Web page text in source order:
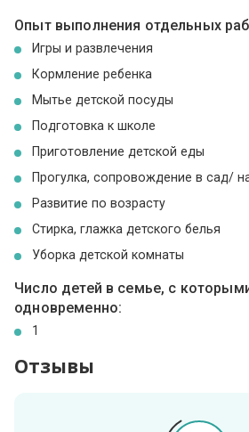
Опыт выполнения отдельных
Игры и развлечения
Кормление ребенка
Мытье детской посуды
Подготовка к школе
Приготовление детской еды
Прогулка, сопровождение в сад/
Развитие по возрасту
Стирка, глажка детского белья
Уборка детской комнаты
Число детей в семье, с
одновременно:
1
Отзывы